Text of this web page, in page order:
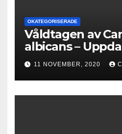
OKATEGORISERADE
Våldtagen av
albicans –
11 NOVEMBER, 2020